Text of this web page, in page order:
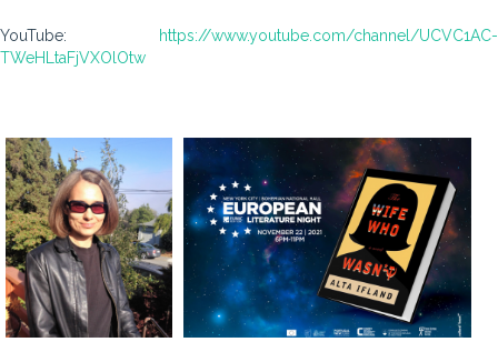
YouTube:
https://www.youtube.com/channel/UCVC1AC-
TWeHLtaFjVXOlOtw